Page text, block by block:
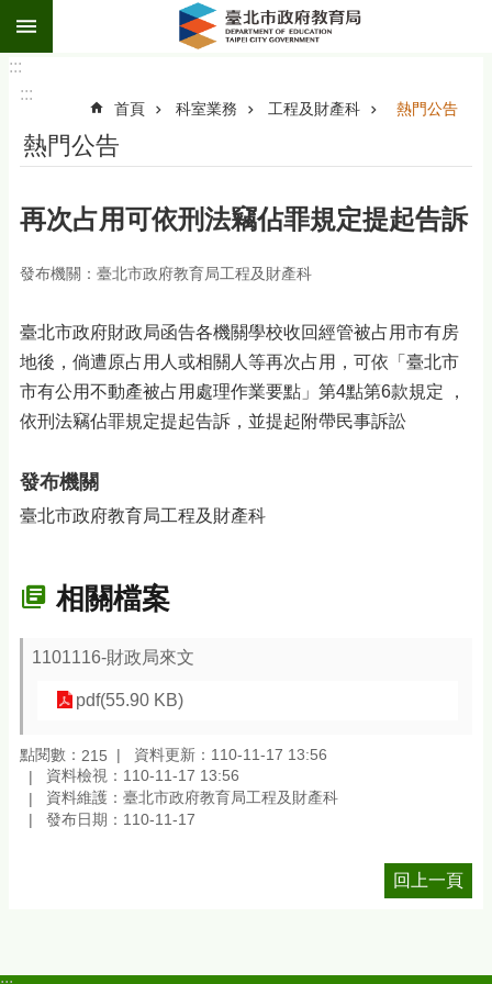
跳到主要內容區塊
:::
:::
首頁 科室業務 工程及財產科 熱門公告
熱門公告
再次占用可依刑法竊佔罪規定提起告訴
發布機關：臺北市政府教育局工程及財產科
臺北市政府財政局函告各機關學校收回經管被占用市有房
地後，倘遭原占用人或相關人等再次占用，可依「臺北市
市有公用不動產被占用處理作業要點」第4點第6款規定 ，
依刑法竊佔罪規定提起告訴，並提起附帶民事訴訟
發布機關
臺北市政府教育局工程及財產科
相關檔案
1101116-財政局來文
pdf(55.90 KB)
點閱數： 215
資料更新：110-11-17 13:56
資料檢視：110-11-17 13:56
資料維護：臺北市政府教育局工程及財產科
發布日期：110-11-17
回上一頁